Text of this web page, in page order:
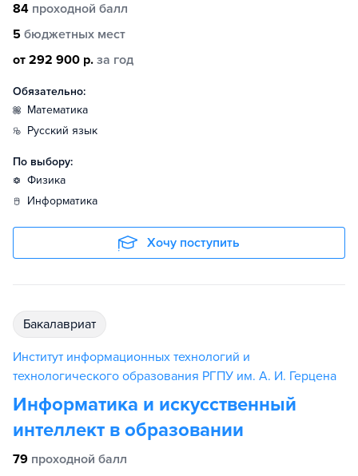
84 проходной балл
5 бюджетных мест
от 292 900 р. за год
Обязательно:
математика
русский язык
По выбору:
физика
информатика
Хочу поступить
бакалавриат
Институт информационных технологий и
технологического образования РГПУ им. А. И. Герцена
Информатика и искусственный
интеллект в образовании
79 проходной балл